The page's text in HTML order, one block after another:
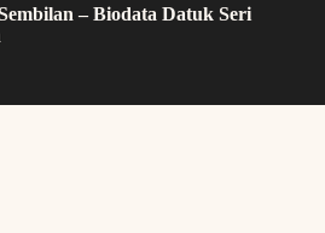
– Biodata Datuk Seri